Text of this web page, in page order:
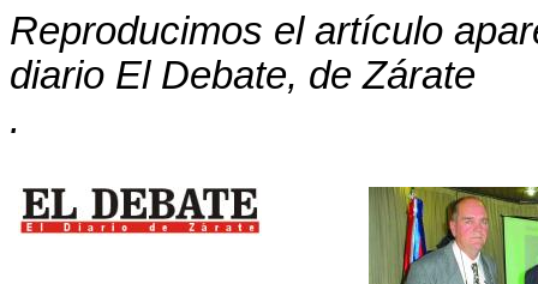
Reproducimos el artículo
diario El Debate, de Zárate
.